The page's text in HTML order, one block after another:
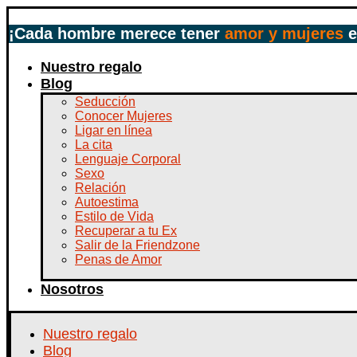
¡Cada hombre merece tener amor y mujeres
Nuestro regalo
Blog
Seducción
Conocer Mujeres
Ligar en línea
La cita
Lenguaje Corporal
Sexo
Relación
Autoestima
Estilo de Vida
Recuperar a tu Ex
Salir de la Friendzone
Penas de Amor
Nosotros
Nuestro regalo
Blog